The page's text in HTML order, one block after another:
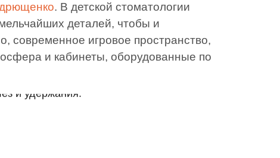
. В детской стоматологии
деталей, чтобы и
современное игровое пространство,
и кабинеты, оборудованные по
к психологическому комфорту